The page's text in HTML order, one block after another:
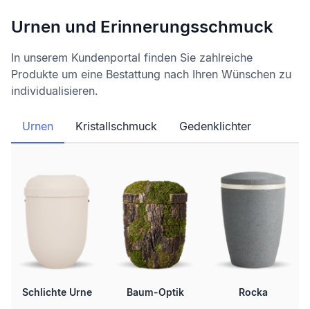
Urnen und Erinnerungsschmuck
In unserem Kundenportal finden Sie zahlreiche
Produkte um eine Bestattung nach Ihren Wünschen zu
individualisieren.
Urnen Kristallschmuck Gedenklichter
Schlichte Urne Baum-Optik Rocka